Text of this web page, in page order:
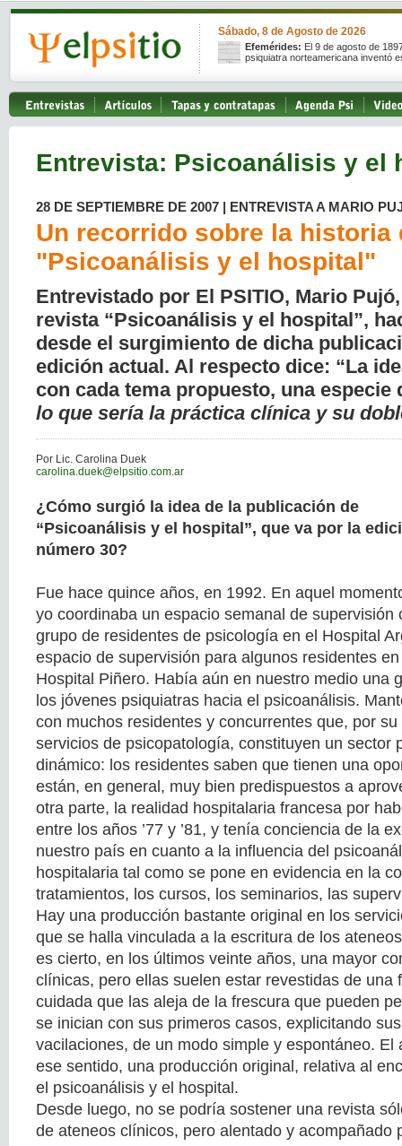
Sábado, 8 de Agosto de 2026
Efemérides: El 9 de agosto de
psiquiatra norteamericana inventó
Entrevista: Psicoanálisis y el
28 DE SEPTIEMBRE DE 2007 | ENTREVISTA A MARIO
Un recorrido sobre la historia
"Psicoanálisis y el hospital"
Entrevistado por El PSITIO, Mario
revista “Psicoanálisis y el hospital”,
desde el surgimiento de dicha
edición actual. Al respecto dice: “La
con cada tema propuesto, una especie
lo que sería la práctica clínica y su
Por Lic. Carolina Duek
carolina.duek@elpsitio.com.ar
¿Cómo surgió la idea de la publicación de
“Psicoanálisis y el hospital”, que va por la
número 30?
Fue hace quince años, en 1992. En aquel
yo coordinaba un espacio semanal de supervisión
grupo de residentes de psicología en el Hospital
espacio de supervisión para algunos residentes
Hospital Piñero. Había aún en nuestro medio una
los jóvenes psiquiatras hacia el psicoanálisis.
con muchos residentes y concurrentes que, por
servicios de psicopatología, constituyen un sector
dinámico: los residentes saben que tienen una
están, en general, muy bien predispuestos a
otra parte, la realidad hospitalaria francesa por
entre los años ’77 y ’81, y tenía conciencia de la
nuestro país en cuanto a la influencia del
hospitalaria tal como se pone en evidencia en la
tratamientos, los cursos, los seminarios, las
Hay una producción bastante original en los
que se halla vinculada a la escritura de los
es cierto, en los últimos veinte años, una mayor
clínicas, pero ellas suelen estar revestidas de una
cuidada que las aleja de la frescura que pueden
se inician con sus primeros casos, explicitando
vacilaciones, de un modo simple y espontáneo. El
ese sentido, una producción original, relativa al
el psicoanálisis y el hospital.
Desde luego, no se podría sostener una revista
de ateneos clínicos, pero alentado y acompañado